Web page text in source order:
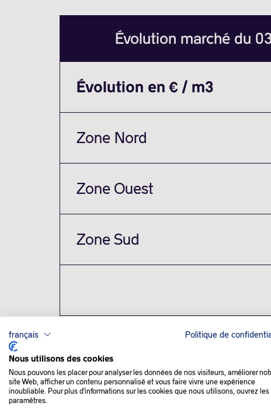
Évolution marché du
Évolution en € / m3
Zone Nord
Zone Ouest
Zone Sud
QUE SE PASSE-T-IL
Les cours du pétrole ont repris un peu de
mois de juin, liée aux craintes d’une
français Politique de
Nous utilisons des cookies
Nous pouvons les placer pour analyser les données de nos visiteurs, améliorer
site Web, afficher un contenu personnalisé et vous faire vivre une expérience
inoubliable. Pour plus d'informations sur les cookies que nous utilisons, ouvrez les
paramètres.